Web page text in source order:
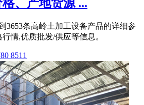
、产地货源 ...
3653条高岭土加工设备产品的详细参
情,优质批发/供应等信息。
8511